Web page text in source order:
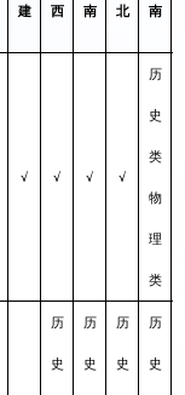
建 西 南 北 南
√ √ √ √
历
史
类
物
理
类
历
史
历
史
历
史
历
史